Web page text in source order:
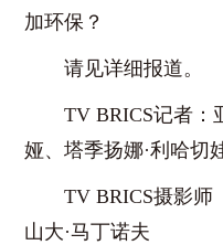
加环保？
请见详细报道。
TV BRICS记者：
娅、塔季扬娜·利哈切
TV BRICS摄影师
山大·马丁诺夫